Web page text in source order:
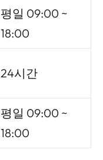
평일 09:00 ~
18:00
24시간
평일 09:00 ~
18:00